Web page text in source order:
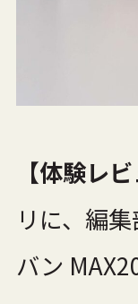
【体験レビ
リに、編
バン